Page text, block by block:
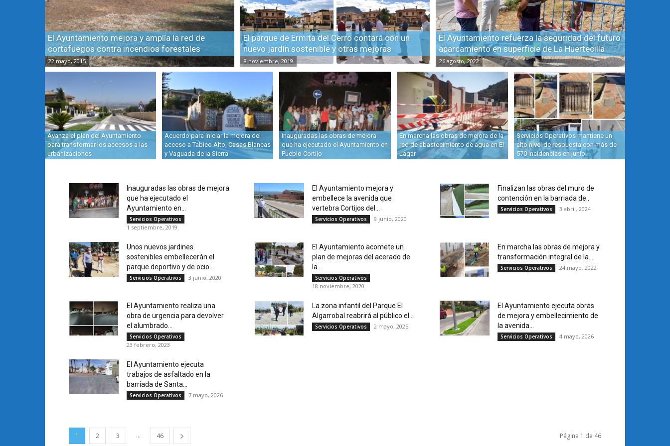
El Ayuntamiento mejora y amplía la red de
cortafuegos contra incendios forestales
22 mayo, 2015
El parque de Ermita del Cerro contará con un
nuevo jardín sostenible y otras mejoras
8 noviembre, 2019
El Ayuntamiento refuerza la seguridad del futuro
aparcamiento en superficie de La Huertecilla
26 agosto, 2022
Avanza el plan del Ayuntamiento
para transformar los accesos a las
urbanizaciones
Acuerdo para iniciar la mejora del
acceso a Tabico Alto, Casas Blancas
y Vaguada de la Sierra
Inauguradas las obras de mejora
que ha ejecutado el Ayuntamiento en
Pueblo Cortijo
En marcha las obras de mejora de la
red de abastecimiento de agua en El
Lagar
Servicios Operativos mantiene un
alto nivel de respuesta con más de
570 incidencias en junio
Inauguradas las obras de mejora
que ha ejecutado el
Ayuntamiento en...
Servicios Operativos
1 septiembre, 2019
El Ayuntamiento mejora y
embellece la avenida que
vertebra Cortijos del...
Servicios Operativos 9 junio, 2020
Finalizan las obras del muro de
contención en la barriada de...
Servicios Operativos 3 abril, 2024
Unos nuevos jardines
sostenibles embellecerán el
parque deportivo y de ocio...
Servicios Operativos 3 junio, 2020
El Ayuntamiento acomete un
plan de mejoras del acerado de
la...
Servicios Operativos
18 noviembre, 2020
En marcha las obras de mejora y
transformación integral de la...
Servicios Operativos 24 mayo, 2022
El Ayuntamiento realiza una
obra de urgencia para devolver
el alumbrado...
Servicios Operativos
23 febrero, 2023
La zona infantil del Parque El
Algarrobal reabrirá al público el...
Servicios Operativos 2 mayo, 2025
El Ayuntamiento ejecuta obras
de mejora y embellecimiento de
la avenida...
Servicios Operativos 4 mayo, 2026
El Ayuntamiento ejecuta
trabajos de asfaltado en la
barriada de Santa...
Servicios Operativos 7 mayo, 2026
1 2 3 ... 46 Página 1 de 46